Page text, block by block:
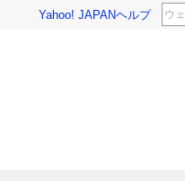
Yahoo! JAPANヘルプ